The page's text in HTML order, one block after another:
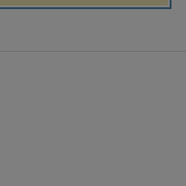
informatyka